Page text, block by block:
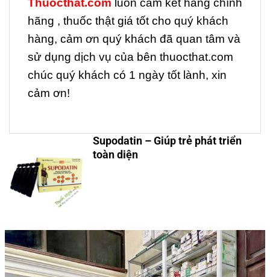
Thuocthat.com luôn cam kết hàng chính
hãng , thuốc thật giá tốt cho quý khách
hàng, cảm ơn quý khách đã quan tâm và
sử dụng dịch vụ của bên thuocthat.com
chúc quý khách có 1 ngày tốt lành, xin
cảm ơn!
Supodatin – Giúp trẻ phát triển
toàn diện